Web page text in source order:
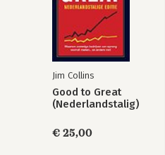
The Balanced
Jim Collins
Good to Great
(Nederlandstalig)
€ 25,00